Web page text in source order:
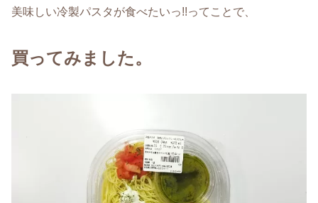
美味しい冷製パスタが食べたいっ!!ってことで、
買ってみました。